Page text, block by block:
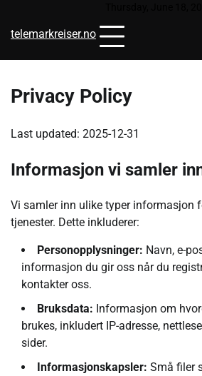
content
telemarkreiser.no
Privacy Policy
Last updated: 2025-12-31
Informasjon vi samler
Vi samler inn ulike typer informasjon
tjenester. Dette inkluderer:
Personopplysninger: Navn, e-
informasjon du gir oss når du
kontakter oss.
Bruksdata: Informasjon om
brukes, inkludert IP-adresse,
sider.
Informasjonskapsler: Små filer